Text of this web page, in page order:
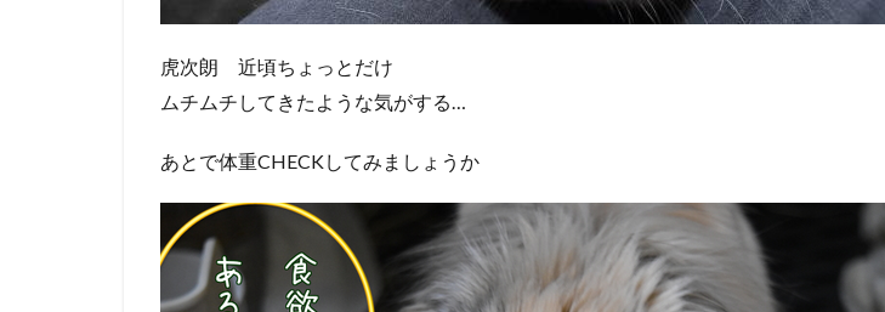
虎次朗 近頃ちょっとだけ
ムチムチしてきたような気がする…
あとで体重CHECKしてみましょうか